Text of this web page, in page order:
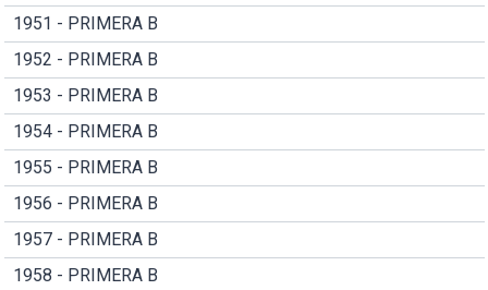
1951 - PRIMERA B
1952 - PRIMERA B
1953 - PRIMERA B
1954 - PRIMERA B
1955 - PRIMERA B
1956 - PRIMERA B
1957 - PRIMERA B
1958 - PRIMERA B